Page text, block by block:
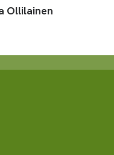
Ollilainen